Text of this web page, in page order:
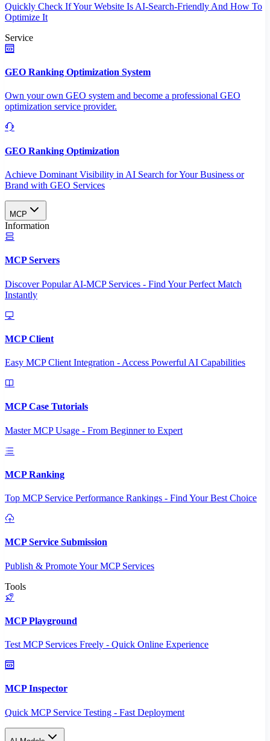
Quickly Check If Your Website Is AI-Search-Friendly And How To
Optimize It
Service
GEO Ranking Optimization System
Own your own GEO system and become a professional GEO
optimization service provider.
GEO Ranking Optimization
Achieve Dominant Visibility in AI Search for Your Business or
Brand with GEO Services​
MCP
Information
MCP Servers
Discover Popular AI-MCP Services - Find Your Perfect Match
Instantly
MCP Client
Easy MCP Client Integration - Access Powerful AI Capabilities
MCP Case Tutorials
Master MCP Usage - From Beginner to Expert
MCP Ranking
Top MCP Service Performance Rankings - Find Your Best Choice
MCP Service Submission
Publish & Promote Your MCP Services
Tools
MCP Playground
Test MCP Services Freely - Quick Online Experience
MCP Inspector
Quick MCP Service Testing - Fast Deployment